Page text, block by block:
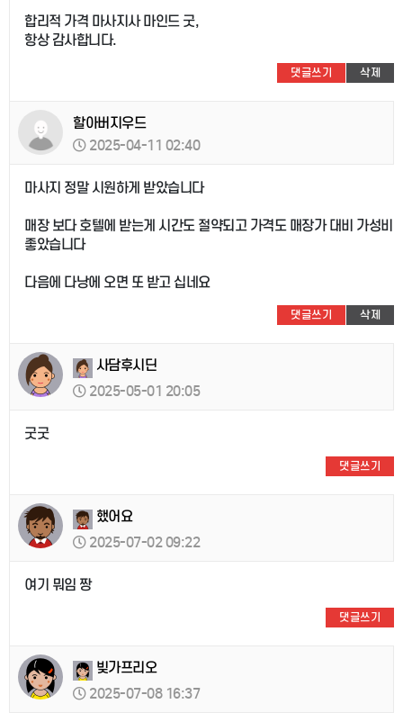
합리적 가격 마사지사 마인드 굿,
항상 감사합니다.
댓글쓰기 삭제
할아버지우드
2025-04-11 02:40
마사지 정말 시원하게 받았습니다
매장 보다 호텔에 받는게 시간도 절약되고 가격도 매장가 대비 가성비
좋았습니다
다음에 다낭에 오면 또 받고 십네요
댓글쓰기 삭제
사담후시딘
2025-05-01 20:05
굿굿
댓글쓰기
했어요
2025-07-02 09:22
여기 뭐임 짱
댓글쓰기
빚가프리오
2025-07-08 16:37